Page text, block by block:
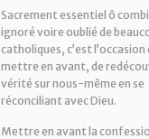
Sacrement essentiel ô
ignoré voire oublié de
catholiques, c’est l’occasion
mettre en avant, de
vérité sur nous-même en se
réconciliant avec Dieu.
Mettre en avant la